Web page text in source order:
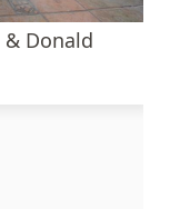
Donald